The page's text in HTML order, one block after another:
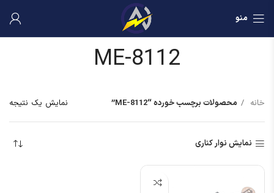
منو
ME-8112
خانه محصولات برچسب خورده “ME-8112” نمایش یک نتیجه
نمایش نوار کناری